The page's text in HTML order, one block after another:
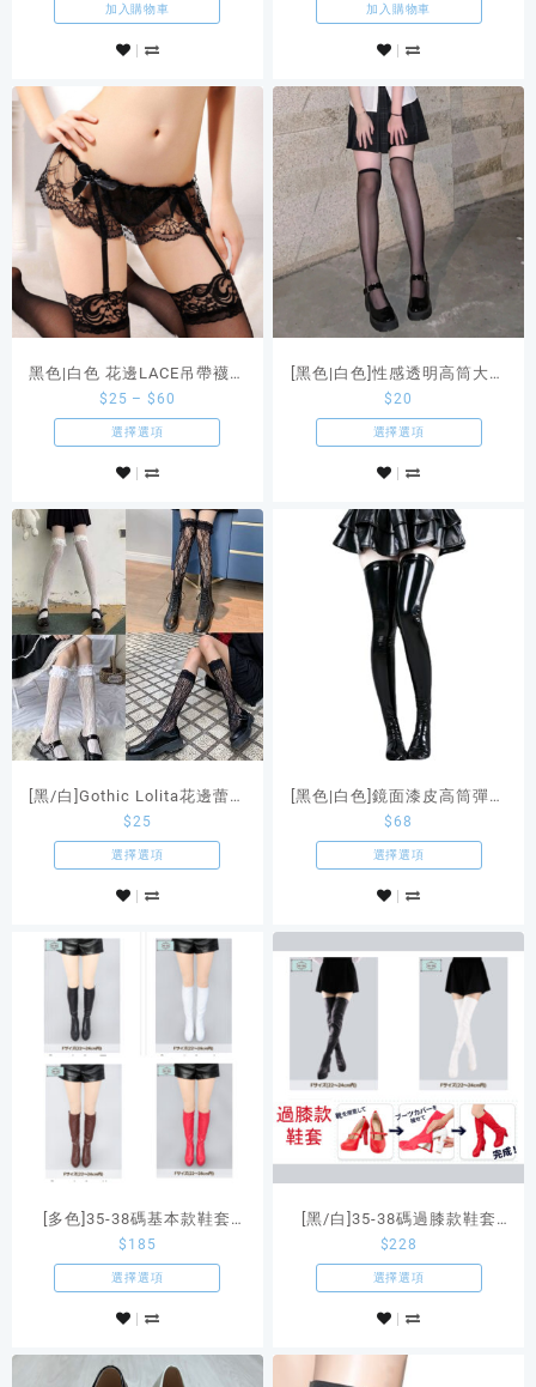
加入購物車 加入購物車
黑色|白色 花邊LACE吊帶襪大
腿襪吊襪帶
$25 –$60
選擇選項
[黑色|白色]性感透明高筒大腿
襪 過膝襪
$20
選擇選項
[黑/白]Gothic Lolita花邊蕾絲
小腿 過膝大腿襪
$25
選擇選項
[黑色|白色]鏡面漆皮高筒彈性
過膝襪長襪大腿襪
$68
選擇選項
[多色]35-38碼基本款鞋套
Classe原創Cosplay用便攜鞋
套
$ 185
選擇選項
[黑/白]35-38碼過膝款鞋套
Classe原創Cosplay用便攜鞋
套
$228
選擇選項